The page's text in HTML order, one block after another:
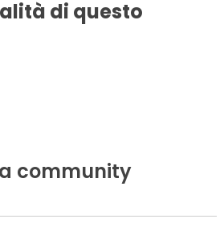
di questo
community